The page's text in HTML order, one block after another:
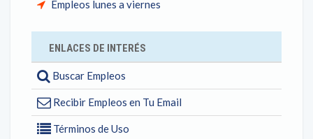
Empleos lunes a viernes
ENLACES DE INTERÉS
Buscar Empleos
Recibir Empleos en Tu Email
Términos de Uso